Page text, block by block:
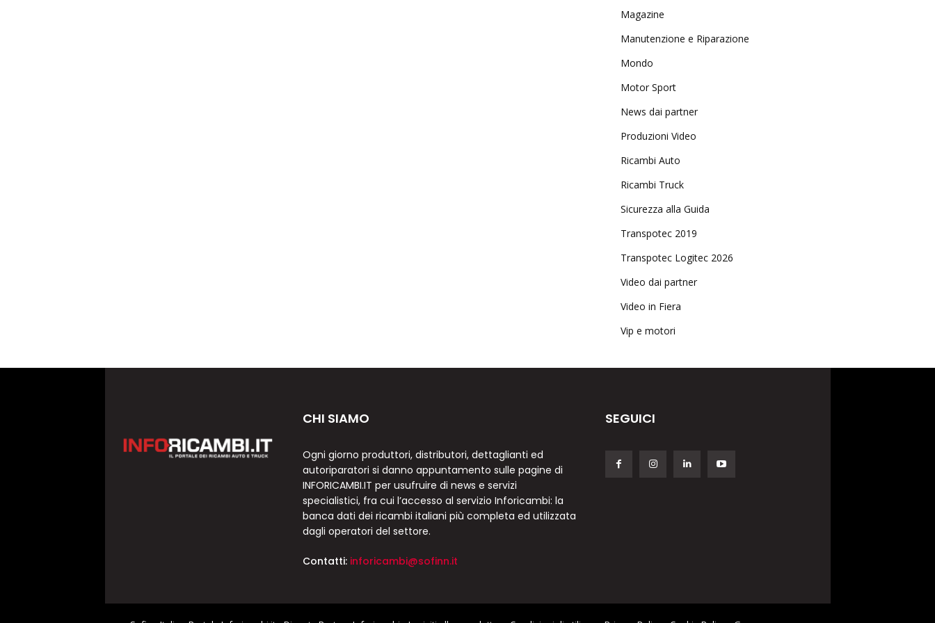
Magazine
Manutenzione e Riparazione
Mondo
Motor Sport
News dai partner
Produzioni Video
Ricambi Auto
Ricambi Truck
Sicurezza alla Guida
Transpotec 2019
Transpotec Logitec 2026
Video dai partner
Video in Fiera
Vip e motori
CHI SIAMO
Ogni giorno produttori, distributori, dettaglianti ed
autoriparatori si danno appuntamento sulle pagine di
INFORICAMBI.IT per usufruire di news e servizi
specialistici, fra cui l’accesso al servizio Inforicambi: la
banca dati dei ricambi italiani più completa ed utilizzata
dagli operatori del settore.
Contatti: inforicambi@sofinn.it
SEGUICI